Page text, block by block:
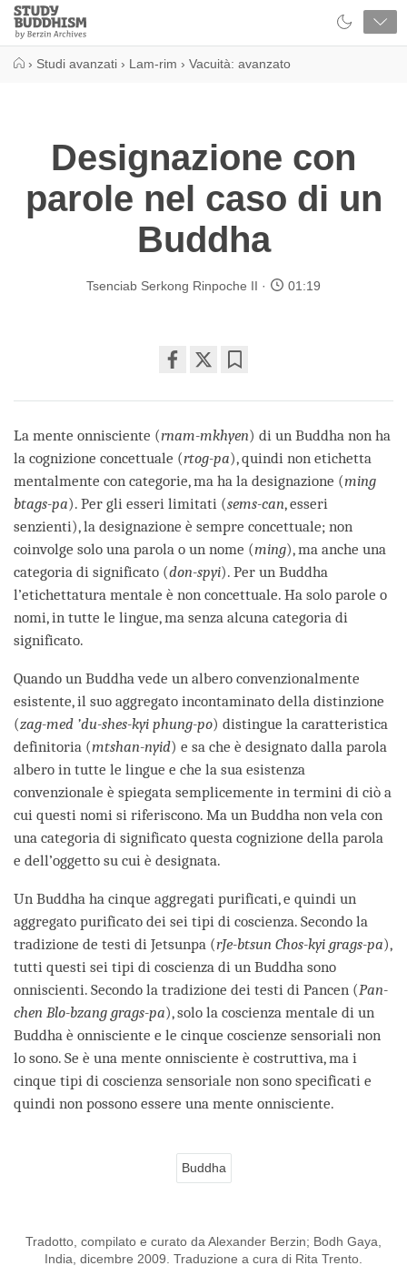
Close
Study
Buddhism
› Studi avanzati › Lam-rim › Vacuità: avanzato
Designazione con
parole nel caso di un
Buddha
Tsenciab Serkong Rinpoche II 01:19
on
facebook
La mente onnisciente (rnam-mkhyen) di un Buddha non ha
la cognizione concettuale (rtog-pa), quindi non etichetta
mentalmente con categorie, ma ha la designazione (ming
btags-pa). Per gli esseri limitati (sems-can, esseri
senzienti), la designazione è sempre concettuale; non
coinvolge solo una parola o un nome (ming), ma anche una
categoria di significato (don-spyi). Per un Buddha
l’etichettatura mentale è non concettuale. Ha solo parole o
nomi, in tutte le lingue, ma senza alcuna categoria di
significato.
Quando un Buddha vede un albero convenzionalmente
esistente, il suo aggregato incontaminato della distinzione
(zag-med ’du-shes-kyi phung-po) distingue la caratteristica
definitoria (mtshan-nyid) e sa che è designato dalla parola
albero in tutte le lingue e che la sua esistenza
convenzionale è spiegata semplicemente in termini di ciò a
cui questi nomi si riferiscono. Ma un Buddha non vela con
una categoria di significato questa cognizione della parola
e dell’oggetto su cui è designata.
Un Buddha ha cinque aggregati purificati, e quindi un
aggregato purificato dei sei tipi di coscienza. Secondo la
tradizione de testi di Jetsunpa (rJe-btsun Chos-kyi grags-pa),
tutti questi sei tipi di coscienza di un Buddha sono
onniscienti. Secondo la tradizione dei testi di Pancen (Pan-
chen Blo-bzang grags-pa), solo la coscienza mentale di un
Buddha è onnisciente e le cinque coscienze sensoriali non
lo sono. Se è una mente onnisciente è costruttiva, ma i
cinque tipi di coscienza sensoriale non sono specificati e
quindi non possono essere una mente onnisciente.
Buddha
Tradotto, compilato e curato da Alexander Berzin; Bodh Gaya,
India, dicembre 2009. Traduzione a cura di Rita Trento.